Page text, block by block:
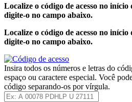
Localize o código de acesso no
digite-o no campo abaixo.
Localize o código de acesso no
digite-o no campo abaixo.
Insira todos os números e letras do
espaço ou caractere especial. Você
código separando-os por vírgula.